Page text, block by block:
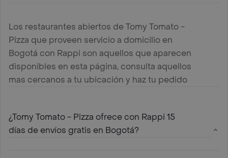
Los restaurantes abiertos de Tomy Tomato -
Pizza que proveen servicio a domicilio en
Bogotá con Rappi son aquellos que aparecen
disponibles en esta página, consulta aquellos
mas cercanos a tu ubicación y haz tu pedido
¿Tomy Tomato - Pizza ofrece con Rappi 15
días de envíos gratis en Bogotá?